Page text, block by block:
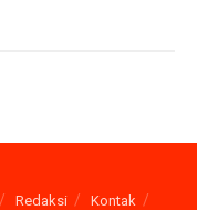
Redaksi
Kontak